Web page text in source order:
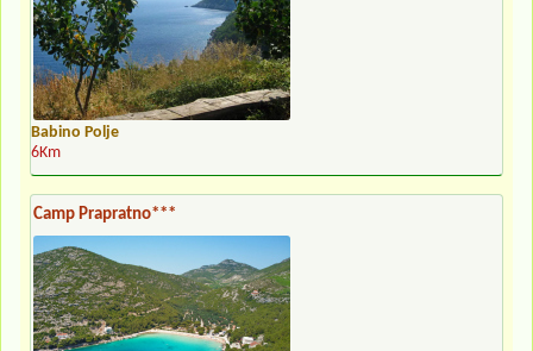
Babino Polje
6Km
Camp Prapratno***